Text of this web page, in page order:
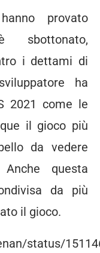
provato
i dettami di
ha
2021 come le
il gioco più
da vedere
questa
da più
il gioco.
status/